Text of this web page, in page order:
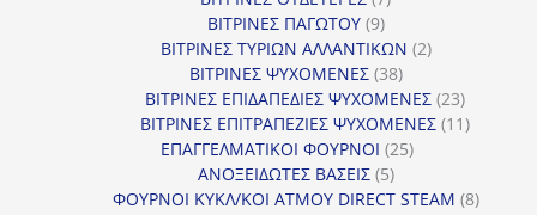
ΒΙΤΡΙΝΕΣ ΠΑΓΩΤΟΥ 99
προϊόντα
ΒΙΤΡΙΝΕΣ ΤΥΡΙΩΝ ΑΛΛΑΝΤΙΚΩΝ 22
ΒΙΤΡΙΝΕΣ ΨΥΧΟΜΕΝΕΣ 3838
προϊόντα
ΒΙΤΡΙΝΕΣ ΕΠΙΔΑΠΕΔΙΕΣ ΨΥΧΟΜΕΝΕΣ 2323
προϊόντα
ΒΙΤΡΙΝΕΣ ΕΠΙΤΡΑΠΕΖΙΕΣ ΨΥΧΟΜΕΝΕΣ 1111
ΕΠΑΓΓΕΛΜΑΤΙΚΟΙ ΦΟΥΡΝΟΙ 2525
ΑΝΟΞΕΙΔΩΤΕΣ ΒΑΣΕΙΣ 55
προϊόντα
ΦΟΥΡΝΟΙ ΚΥΚΛ/ΚΟΙ ΑΤΜΟΥ DIRECT STEAM 88